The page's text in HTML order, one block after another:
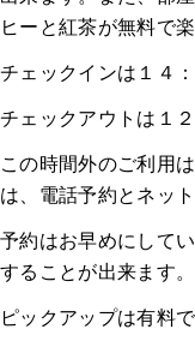
ヒーと紅茶が無料で楽
チェックインは１４
チェックアウトは１
この時間外のご利用
は、電話予約とネッ
予約はお早めにして
することが出来ます。
ピックアップは有料